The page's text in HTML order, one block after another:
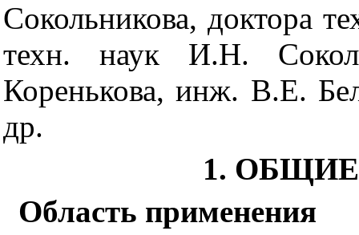
Сокольникова, доктора
техн. наук И.Н.
Коренькова, инж. В.Е.
др.
1.
Область применения